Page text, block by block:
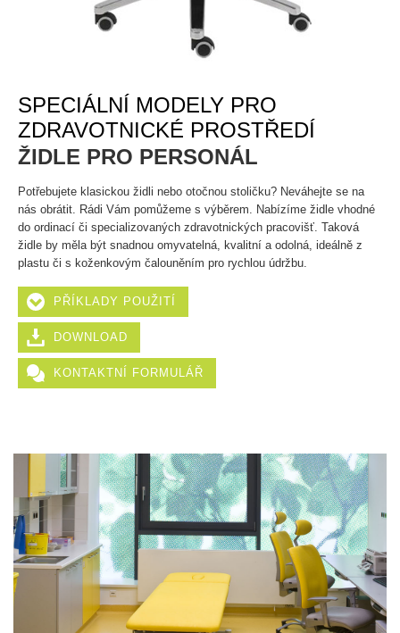
SPECIÁLNÍ MODELY PRO
ZDRAVOTNICKÉ PROSTŘEDÍ
ŽIDLE PRO PERSONÁL
Potřebujete klasickou židli nebo otočnou stoličku? Neváhejte se na
nás obrátit. Rádi Vám pomůžeme s výběrem. Nabízíme židle vhodné
do ordinací či specializovaných zdravotnických pracovišť. Taková
židle by měla být snadnou omyvatelná, kvalitní a odolná, ideálně z
plastu či s koženkovým čalouněním pro rychlou údržbu.
PŘÍKLADY POUŽITÍ
DOWNLOAD
KONTAKTNÍ FORMULÁŘ